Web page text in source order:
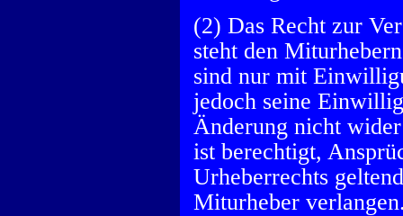
(2) Das Recht zur
steht den
sind nur mit
jedoch seine
Änderung nicht
ist berechtigt,
Urheberrechts
Miturheber